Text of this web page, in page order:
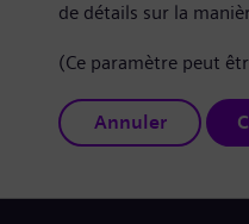
de détails sur la
(Ce paramètre peut
Annuler